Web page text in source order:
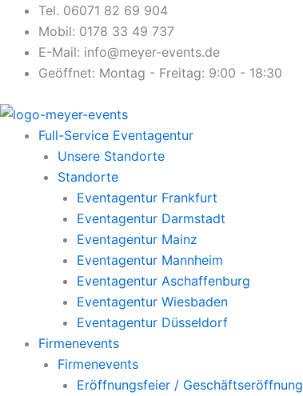
Zum
Inhalt
springen
Tel. 06071 82 69 904
Mobil: 0178 33 49 737
E-Mail: info@meyer-events.de
Geöffnet: Montag - Freitag: 9:00 - 18:30
Full-Service Eventagentur
Unsere Standorte
Standorte
Eventagentur Frankfurt
Eventagentur Darmstadt
Eventagentur Mainz
Eventagentur Mannheim
Eventagentur Aschaffenburg
Eventagentur Wiesbaden
Eventagentur Düsseldorf
Firmenevents
Firmenevents
Eröffnungsfeier / Geschäftseröffnung